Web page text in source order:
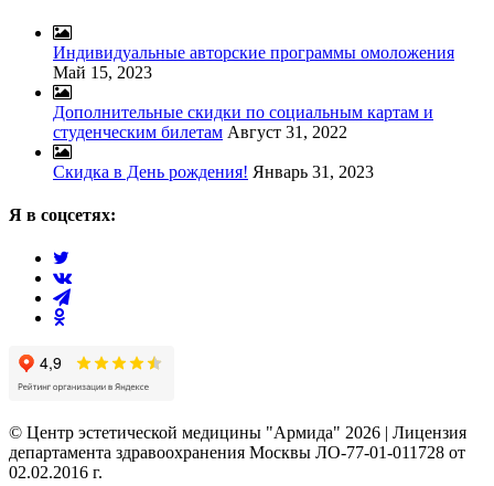
Индивидуальные авторские программы омоложения
Май 15, 2023
Дополнительные скидки по социальным картам и
студенческим билетам Август 31, 2022
Скидка в День рождения! Январь 31, 2023
Я в соцсетях:
© Центр эстетической медицины "Армида" 2026 | Лицензия
департамента здравоохранения Москвы ЛО-77-01-011728 от
02.02.2016 г.